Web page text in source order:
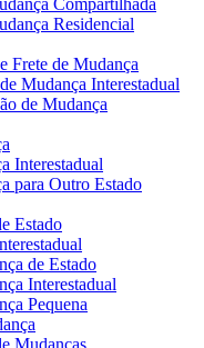
Residencial
Frete de Mudança
Mudança Interestadual
de Mudança
Interestadual
para Outro Estado
Estado
de Estado
Interestadual
Pequena
Mudanças